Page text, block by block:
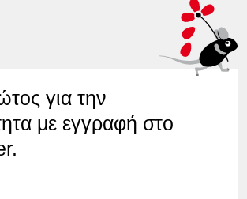
για την
με εγγραφή στο